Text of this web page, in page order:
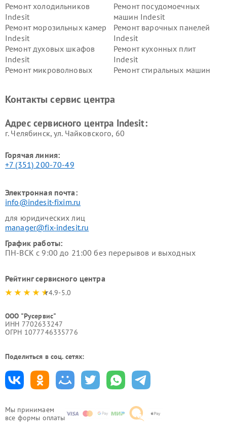
Мы принимаем
все формы оплаты
Ремонт холодильников
Indesit
Ремонт посудомоечных
машин Indesit
Ремонт морозильных камер
Indesit
Ремонт варочных панелей
Indesit
Ремонт духовых шкафов
Indesit
Ремонт кухонных плит
Indesit
Ремонт микроволновых
Ремонт стиральных машин
Indesit
Indesit
Контакты сервис центра
Адрес сервисного центра Indesit:
г. Челябинск, ул. Чайковского, 60
Горячая линия:
+7 (351) 200-70-49
Электронная почта:
info@indesit-fixim.ru
для юридических лиц
manager@fix-indesit.ru
График работы:
ПН-ВСК с 9:00 до 21:00 без перерывов и выходных
Рейтинг сервисного центра
4.9-5.0
ООО "Русервис"
ИНН 7702633247
ОГРН 1077746335776
Поделиться в соц. сетях: